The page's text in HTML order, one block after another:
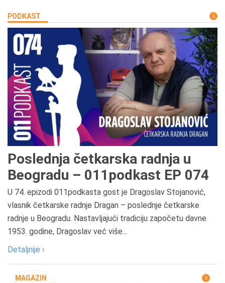
PODKAST
Poslednja četkarska radnja u
Beogradu – 011podkast EP 074
U 74. epizodi 011podkasta gost je Dragoslav Stojanović,
vlasnik četkarske radnje Dragan – poslednje četkarske
radnje u Beogradu. Nastavljajući tradiciju započetu davne
1953. godine, Dragoslav već više...
Detaljnije ›
MAGAZIN